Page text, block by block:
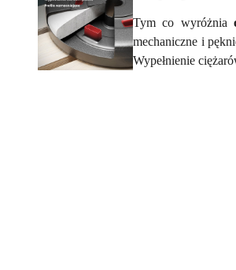
Tym co wyróżnia
mechaniczne i
Wypełnienie